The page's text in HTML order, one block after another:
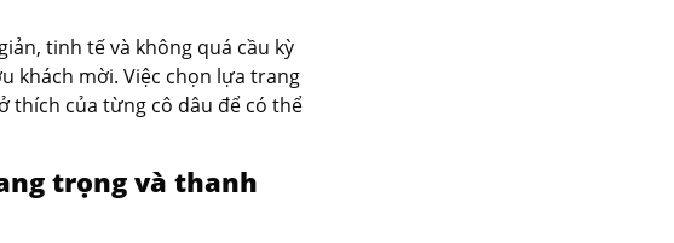
tinh tế và không quá cầu kỳ
khách mời. Việc chọn lựa trang
thích của từng cô dâu để có thể
trọng và thanh